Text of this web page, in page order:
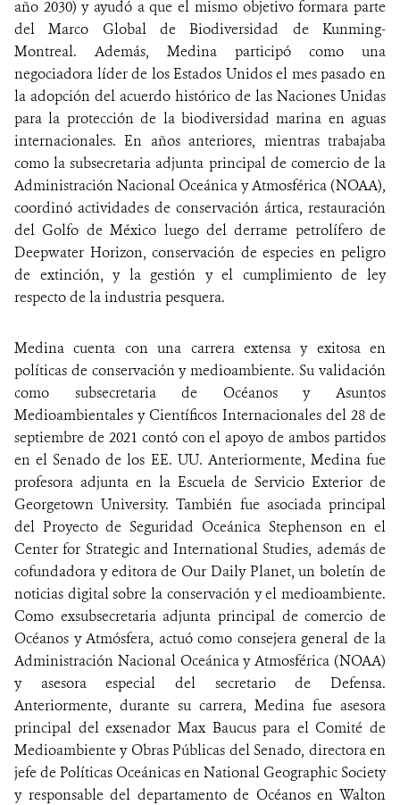
año 2030) y ayudó a que el mismo objetivo formara parte
del Marco Global de Biodiversidad de Kunming-
Montreal. Además, Medina participó como una
negociadora líder de los Estados Unidos el mes pasado en
la adopción del acuerdo histórico de las Naciones Unidas
para la protección de la biodiversidad marina en aguas
internacionales. En años anteriores, mientras trabajaba
como la subsecretaria adjunta principal de comercio de la
Administración Nacional Oceánica y Atmosférica (NOAA),
coordinó actividades de conservación ártica, restauración
del Golfo de México luego del derrame petrolífero de
Deepwater Horizon, conservación de especies en peligro
de extinción, y la gestión y el cumplimiento de ley
respecto de la industria pesquera.
Medina cuenta con una carrera extensa y exitosa en
políticas de conservación y medioambiente. Su validación
como subsecretaria de Océanos y Asuntos
Medioambientales y Científicos Internacionales del 28 de
septiembre de 2021 contó con el apoyo de ambos partidos
en el Senado de los EE. UU. Anteriormente, Medina fue
profesora adjunta en la Escuela de Servicio Exterior de
Georgetown University. También fue asociada principal
del Proyecto de Seguridad Oceánica Stephenson en el
Center for Strategic and International Studies, además de
cofundadora y editora de Our Daily Planet, un boletín de
noticias digital sobre la conservación y el medioambiente.
Como exsubsecretaria adjunta principal de comercio de
Océanos y Atmósfera, actuó como consejera general de la
Administración Nacional Oceánica y Atmosférica (NOAA)
y asesora especial del secretario de Defensa.
Anteriormente, durante su carrera, Medina fue asesora
principal del exsenador Max Baucus para el Comité de
Medioambiente y Obras Públicas del Senado, directora en
jefe de Políticas Oceánicas en National Geographic Society
y responsable del departamento de Océanos en Walton